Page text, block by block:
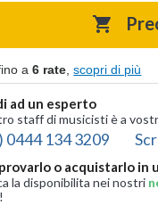

a6 rate ,scopri di più
ad un esperto
staff di musicisti è a
0444 134 3209
o acquistarlo in
la disponibilita nei nostri